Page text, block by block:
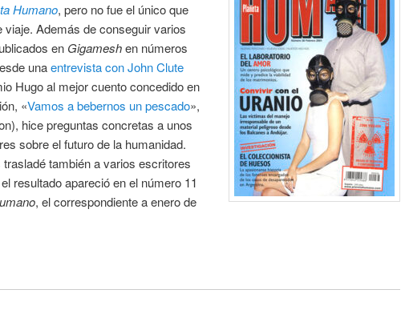
Humano, pero no fue el único que
viaje. Además de conseguir varios
en Gigameshen números
unaentrevista con John Clute
Hugo al mejor cuento concedido en
«Vamos a bebernos un pescado»,
hice preguntas concretas a unos
sobre el futuro de la humanidad.
también a varios escritores
resultado apareció en el número 11
, el correspondiente a enero de